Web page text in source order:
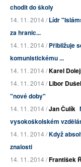
chodit do školy
14. 11. 2014 /Lídr
za hranic...
14. 11. 2014 /Přibližuje
komunistickému ...
14. 11. 2014 /Karel
14. 11. 2014 /Libor
"nové doby"
14. 11. 2014 /Jan Čulík
vysokoškolském
14. 11. 2014 /Když
znalosti
14. 11. 2014 /František